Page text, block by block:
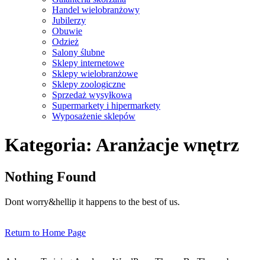
Handel wielobranżowy
Jubilerzy
Obuwie
Odzież
Salony ślubne
Sklepy internetowe
Sklepy wielobranżowe
Sklepy zoologiczne
Sprzedaż wysyłkowa
Supermarkety i hipermarkety
Wyposażenie sklepów
Menu
Kategoria: Aranżacje wnętrz
Nothing Found
Dont worry&hellip it happens to the best of us.
Return to Home PageReturn